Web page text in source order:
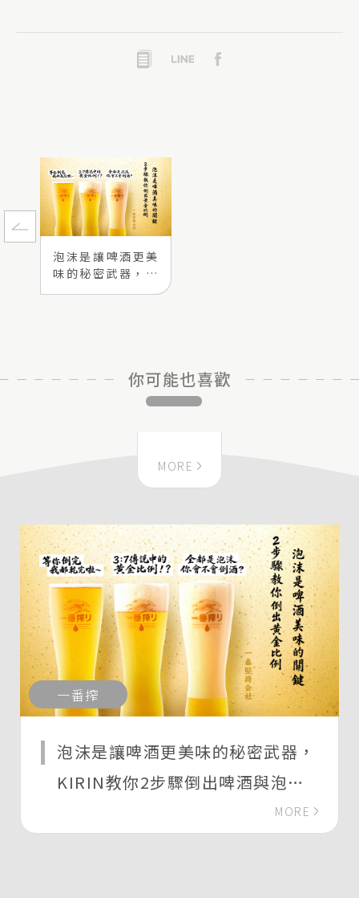
泡沫是讓啤酒更美
味的秘密武器，KI
RIN教你2步驟倒出
你可能也喜歡
MORE
一番搾
泡沫是讓啤酒更美味的秘密武器，
KIRIN教你2步驟倒出啤酒與泡沫
MORE